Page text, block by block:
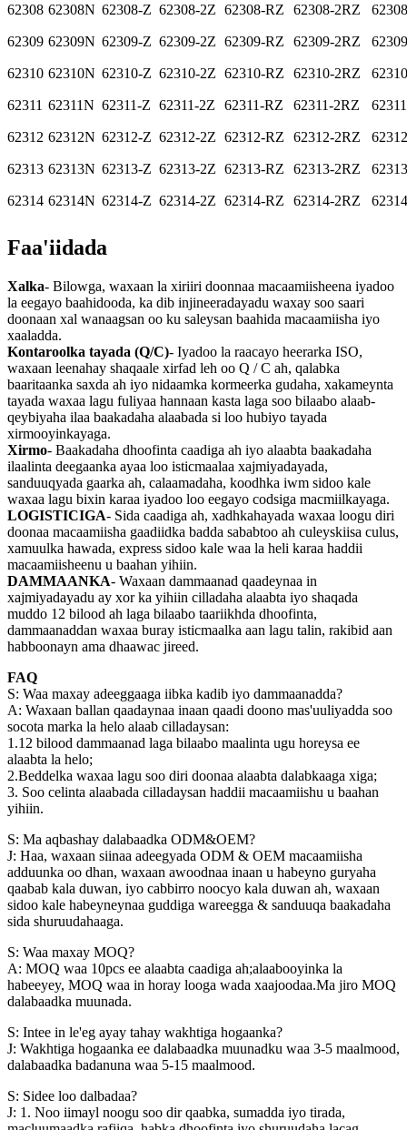
62308 62308N 62308-Z 62308-2Z 62308-RZ 62308-2RZ
62309 62309N 62309-Z 62309-2Z 62309-RZ 62309-2RZ
62310 62310N 62310-Z 62310-2Z 62310-RZ 62310-2RZ
62311 62311N 62311-Z 62311-2Z 62311-RZ 62311-2RZ
62312 62312N 62312-Z 62312-2Z 62312-RZ 62312-2RZ
62313 62313N 62313-Z 62313-2Z 62313-RZ 62313-2RZ
62314 62314N 62314-Z 62314-2Z 62314-RZ 62314-2RZ
Faa'iidada
Xalka- Bilowga, waxaan la xiriiri doonnaa macaamiisheena iyadoo
la eegayo baahidooda, ka dib injineeradayadu waxay soo saari
doonaan xal wanaagsan oo ku saleysan baahida macaamiisha iyo
xaaladda.
Kontaroolka tayada (Q/C)- Iyadoo la raacayo heerarka ISO,
waxaan leenahay shaqaale xirfad leh oo Q / C ah, qalabka
baaritaanka saxda ah iyo nidaamka kormeerka gudaha, xakameynta
tayada waxaa lagu fuliyaa hannaan kasta laga soo bilaabo alaab-
qeybiyaha ilaa baakadaha alaabada si loo hubiyo tayada
xirmooyinkayaga.
Xirmo- Baakadaha dhoofinta caadiga ah iyo alaabta baakadaha
ilaalinta deegaanka ayaa loo isticmaalaa xajmiyadayada,
sanduuqyada gaarka ah, calaamadaha, koodhka iwm sidoo kale
waxaa lagu bixin karaa iyadoo loo eegayo codsiga macmiilkayaga.
LOGISTICIGA- Sida caadiga ah, xadhkahayada waxaa loogu diri
doonaa macaamiisha gaadiidka badda sababtoo ah culeyskiisa culus,
xamuulka hawada, express sidoo kale waa la heli karaa haddii
macaamiisheenu u baahan yihiin.
DAMMAANKA- Waxaan dammaanad qaadeynaa in
xajmiyadayadu ay xor ka yihiin cilladaha alaabta iyo shaqada
muddo 12 bilood ah laga bilaabo taariikhda dhoofinta,
dammaanaddan waxaa buray isticmaalka aan lagu talin, rakibid aan
habboonayn ama dhaawac jireed.
FAQ
S: Waa maxay adeeggaaga iibka kadib iyo dammaanadda?
A: Waxaan ballan qaadaynaa inaan qaadi doono mas'uuliyadda soo
socota marka la helo alaab cilladaysan:
1.12 bilood dammaanad laga bilaabo maalinta ugu horeysa ee
alaabta la helo;
2.Beddelka waxaa lagu soo diri doonaa alaabta dalabkaaga xiga;
3. Soo celinta alaabada cilladaysan haddii macaamiishu u baahan
yihiin.
S: Ma aqbashay dalabaadka ODM&OEM?
J: Haa, waxaan siinaa adeegyada ODM & OEM macaamiisha
adduunka oo dhan, waxaan awoodnaa inaan u habeyno guryaha
qaabab kala duwan, iyo cabbirro noocyo kala duwan ah, waxaan
sidoo kale habeyneynaa guddiga wareegga & sanduuqa baakadaha
sida shuruudahaaga.
S: Waa maxay MOQ?
A: MOQ waa 10pcs ee alaabta caadiga ah;alaabooyinka la
habeeyey, MOQ waa in horay looga wada xaajoodaa.Ma jiro MOQ
dalabaadka muunada.
S: Intee in le'eg ayay tahay wakhtiga hogaanka?
J: Wakhtiga hogaanka ee dalabaadka muunadku waa 3-5 maalmood,
dalabaadka badanuna waa 5-15 maalmood.
S: Sidee loo dalbadaa?
J: 1. Noo iimayl noogu soo dir qaabka, sumadda iyo tirada,